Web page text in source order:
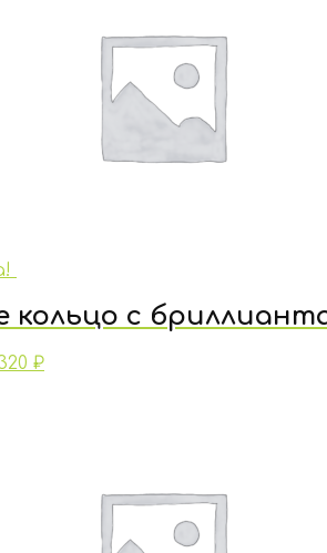
кольцо с
₽